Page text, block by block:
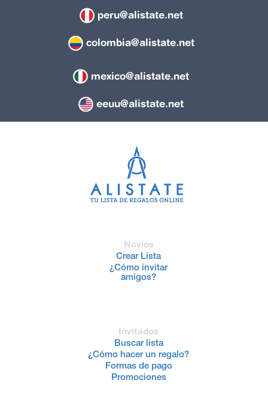
peru@alistate.net
colombia@alistate.net
mexico@alistate.net
eeuu@alistate.net
Novios
Crear Lista
¿Cómo invitar
amigos?
Invitados
Buscar lista
¿Cómo hacer un regalo?
Formas de pago
Promociones